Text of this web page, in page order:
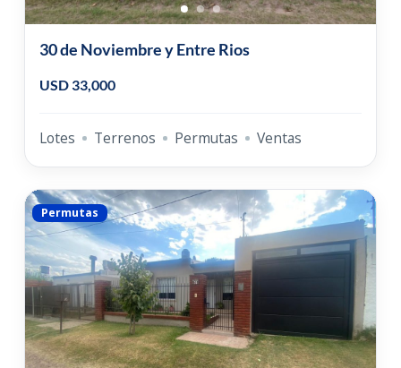
30 de Noviembre y Entre Rios
USD 33,000
Lotes Terrenos Permutas Ventas
Permutas